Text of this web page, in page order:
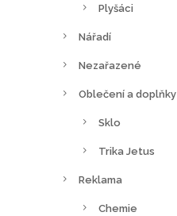
Plyšáci
Nářadí
Nezařazené
Oblečení a doplňky
Sklo
Trika Jetus
Reklama
Chemie